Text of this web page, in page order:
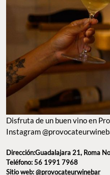
Disfruta de un buen vino en
Instagram
Dirección:Guadalajara 21, Roma
Teléfono: 56 1991 7968
Sitio web:@provocateurwinebar